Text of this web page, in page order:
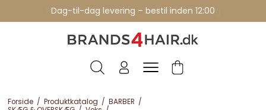
Dag-til-dag levering – bestil inden 12:00
Professionelle brands - over 15 års erfaring
Forside / Produktkatalog / BARBER /